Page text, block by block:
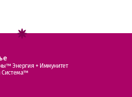
Энергия + Иммунитет
Система™